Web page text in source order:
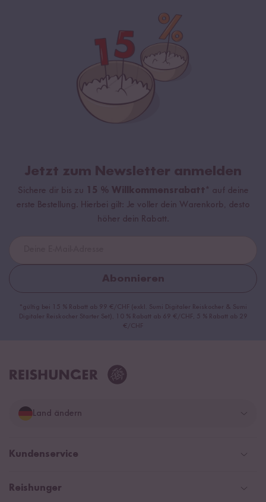
Jetzt zum Newsletter anmelden
Sichere dir bis zu 15 % Willkommensrabatt* auf deine
erste Bestellung. Hierbei gilt: Je voller dein Warenkorb, desto
höher dein Rabatt.
Abonnieren
*gültig bei 15 % Rabatt ab 99 €/CHF (exkl. Sumi Digitaler Reiskocher & Sumi
Digitaler Reiskocher Starter Set), 10 % Rabatt ab 69 €/CHF, 5 % Rabatt ab 29
€/CHF
Land ändern
Deutschland
Kundenservice
Help Center & FAQ
Reishunger